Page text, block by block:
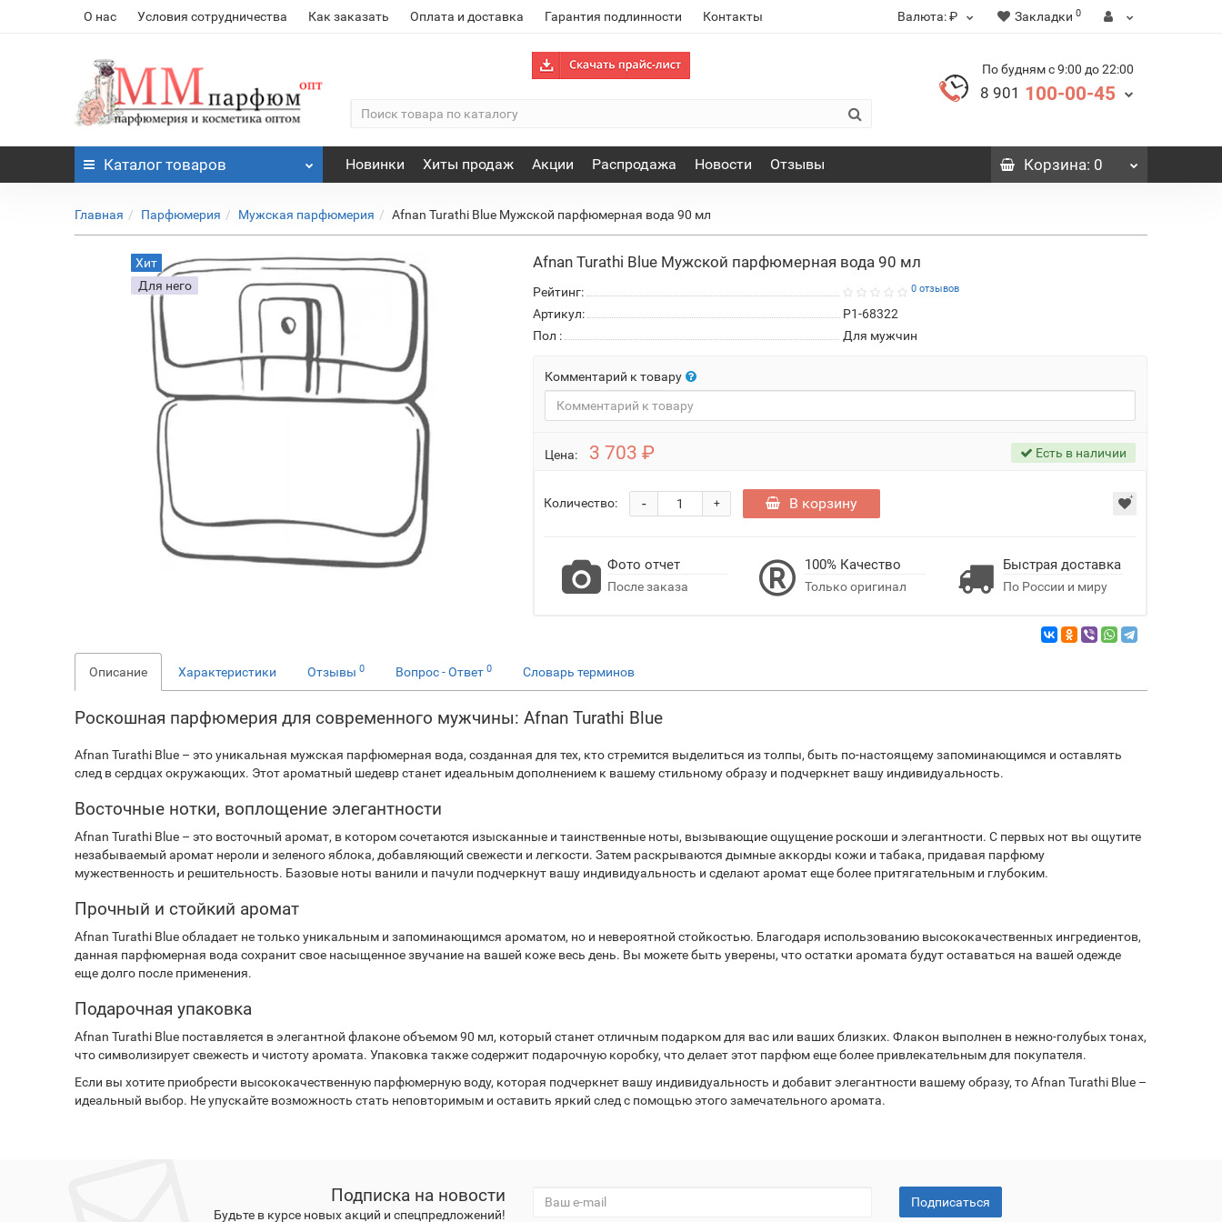
О нас Условия сотрудничества Как заказать Оплата и доставка Гарантия подлинности Контакты Валюта:₽ Закладки 0
По будням с 9:00 до 22:00
8 901 100-00-45
Каталог товаров Новинки Хиты продаж Акции Распродажа Новости Отзывы Корзина: 0
Главная Парфюмерия Мужская парфюмерия Afnan Turathi Blue Мужской парфюмерная вода 90 мл
Хит
Для него
Afnan Turathi Blue Мужской парфюмерная вода 90 мл
Рейтинг: 0 отзывов
Артикул:
P1-68322
Пол : Для мужчин
Комментарий к товару
Цена: 3 703 ₽ Есть в наличии
Количество: +
- В корзину
Фото отчет
После заказа
100% Качество
Только оригинал
Быстрая доставка
По России и миру
Описание Характеристики Отзывы0 Вопрос - Ответ0 Словарь терминов
Роскошная парфюмерия для современного мужчины: Afnan Turathi Blue
Afnan Turathi Blue – это уникальная мужская парфюмерная вода, созданная для тех, кто стремится выделиться из толпы, быть по-настоящему запоминающимся и оставлять
след в сердцах окружающих. Этот ароматный шедевр станет идеальным дополнением к вашему стильному образу и подчеркнет вашу индивидуальность.
Восточные нотки, воплощение элегантности
Afnan Turathi Blue – это восточный аромат, в котором сочетаются изысканные и таинственные ноты, вызывающие ощущение роскоши и элегантности. С первых нот вы ощутите
незабываемый аромат нероли и зеленого яблока, добавляющий свежести и легкости. Затем раскрываются дымные аккорды кожи и табака, придавая парфюму
мужественность и решительность. Базовые ноты ванили и пачули подчеркнут вашу индивидуальность и сделают аромат еще более притягательным и глубоким.
Прочный и стойкий аромат
Afnan Turathi Blue обладает не только уникальным и запоминающимся ароматом, но и невероятной стойкостью. Благодаря использованию высококачественных ингредиентов,
данная парфюмерная вода сохранит свое насыщенное звучание на вашей коже весь день. Вы можете быть уверены, что остатки аромата будут оставаться на вашей одежде
еще долго после применения.
Подарочная упаковка
Afnan Turathi Blue поставляется в элегантной флаконе объемом 90 мл, который станет отличным подарком для вас или ваших близких. Флакон выполнен в нежно-голубых тонах,
что символизирует свежесть и чистоту аромата. Упаковка также содержит подарочную коробку, что делает этот парфюм еще более привлекательным для покупателя.
Если вы хотите приобрести высококачественную парфюмерную воду, которая подчеркнет вашу индивидуальность и добавит элегантности вашему образу, то Afnan Turathi Blue –
идеальный выбор. Не упускайте возможность стать неповторимым и оставить яркий след с помощью этого замечательного аромата.
Подписка на новости
Будьте в курсе новых акций и спецпредложений!
Подписаться